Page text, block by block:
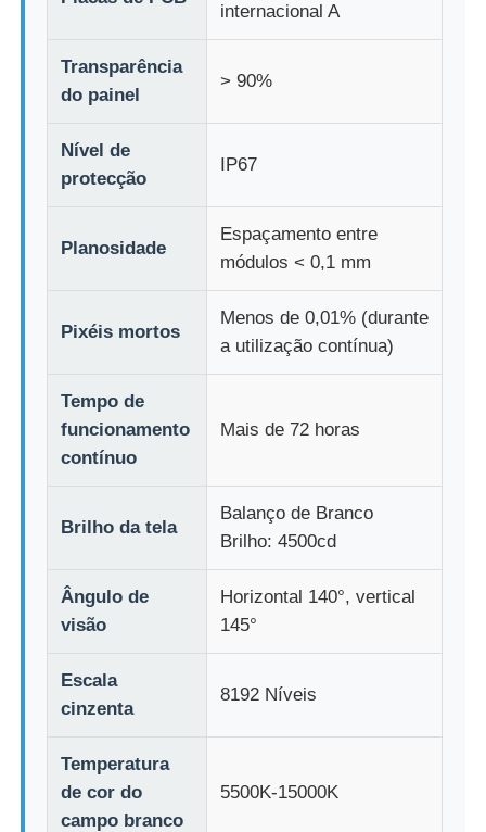
internacional A
Transparência
do painel
> 90%
Nível de
protecção
IP67
Planosidade
Espaçamento entre
módulos < 0,1 mm
Pixéis mortos
Menos de 0,01% (durante
a utilização contínua)
Tempo de
funcionamento
contínuo
Mais de 72 horas
Brilho da tela
Balanço de Branco
Brilho: 4500cd
Ângulo de
visão
Horizontal 140°, vertical
145°
Escala
cinzenta
8192 Níveis
Temperatura
de cor do
campo branco
5500K-15000K